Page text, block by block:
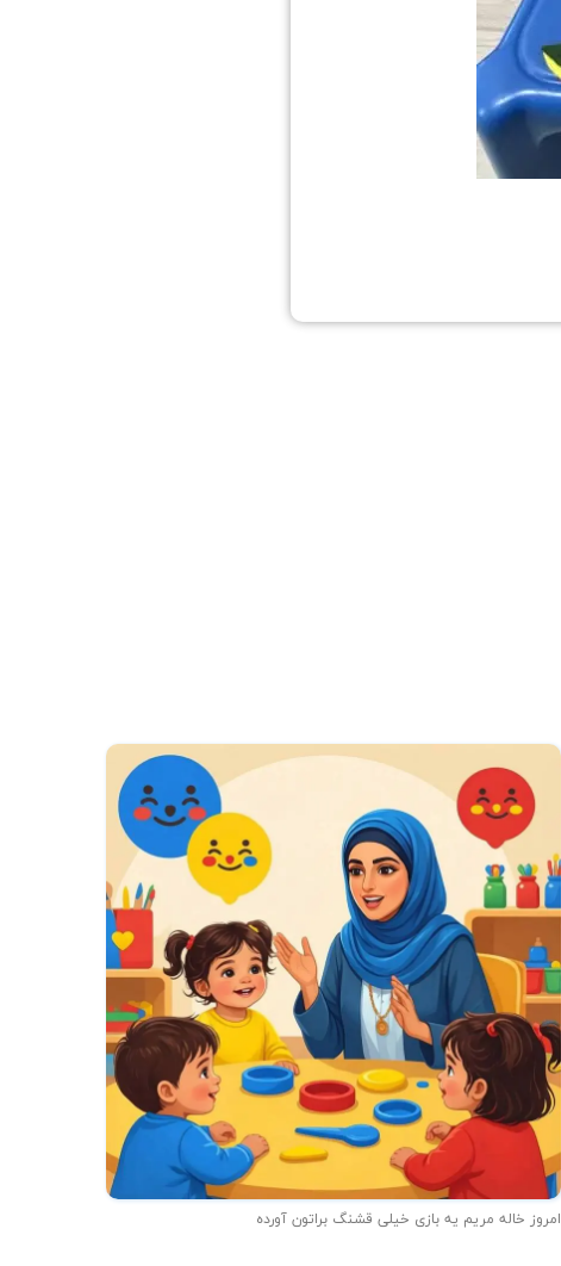
امروز خاله مریم یه بازی خیلی قشنگ براتون آورده